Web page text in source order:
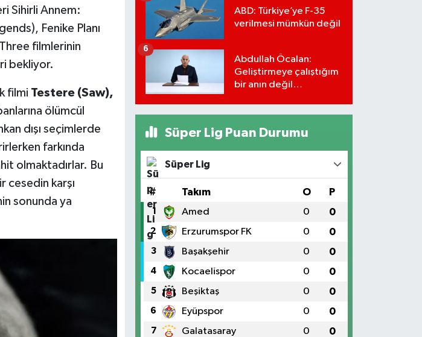
Sihirli Annem:
Fenike Planı
filmlerinin
bekliyor.
filmi Testere (Saw),
ölümcül
dışı seçimlerde
farkında
olmaktadırlar. Bu
cesedin karşı
sonunda ya
ABD: Türkiye’ye F-35
verilmesi mümkün değil
Abdullah Öcalan:
Geliştirmeye çalıştığım
bir anın değil
6
Süper Lig Puan Durumu
Süper Lig
# Takım O P
1 Amed 0 0
2 Erzurumspor FK 0 0
3 Başakşehir 0 0
4 Kocaelispor 0 0
5 Beşiktaş 0 0
6 Eyüpspor 0 0
7 Galatasaray 0 0